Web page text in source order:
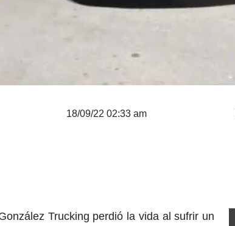
18/09/22 02:33 am
Trucking perdió la vida al sufrir un